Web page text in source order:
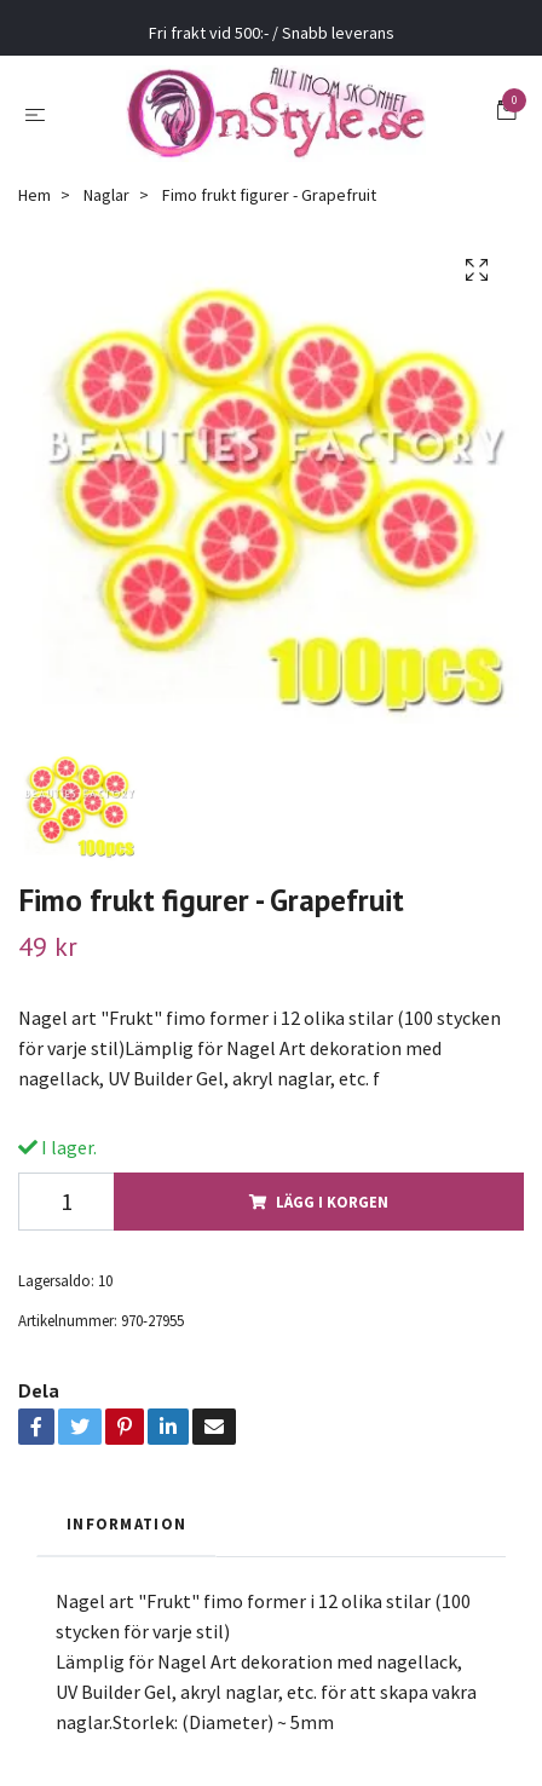
Fri frakt vid 500:- / Snabb leverans
0
Hem Naglar Fimo frukt figurer - Grapefruit
Fimo frukt figurer - Grapefruit
49 kr
Nagel art "Frukt" fimo former i 12 olika stilar (100 stycken
för varje stil)Lämplig för Nagel Art dekoration med
nagellack, UV Builder Gel, akryl naglar, etc. f
I lager.
LÄGG I KORGEN
Lagersaldo: 10
Artikelnummer: 970-27955
Dela
INFORMATION
Nagel art "Frukt" fimo former i 12 olika stilar (100
stycken för varje stil)
Lämplig för Nagel Art dekoration med nagellack,
UV Builder Gel, akryl naglar, etc. för att skapa vakra
naglar.Storlek: (Diameter) ~ 5mm